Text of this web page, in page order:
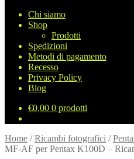
Chi siamo
Shop
Prodotti
Spedizioni
Metodi di pagamento
Recesso
Privacy Policy
Blog
€0,00 0 prodotti
Home /Ricambi fotografici /
MF-AF per Pentax K100D –